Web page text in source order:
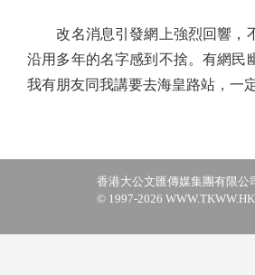
改名消息引發網上強烈回響，
沿用多年的名字感到不捨。有網民
我有朋友同我講要去海皇路站，一
香港大公文匯傳媒集團有限公
© 1997-2026